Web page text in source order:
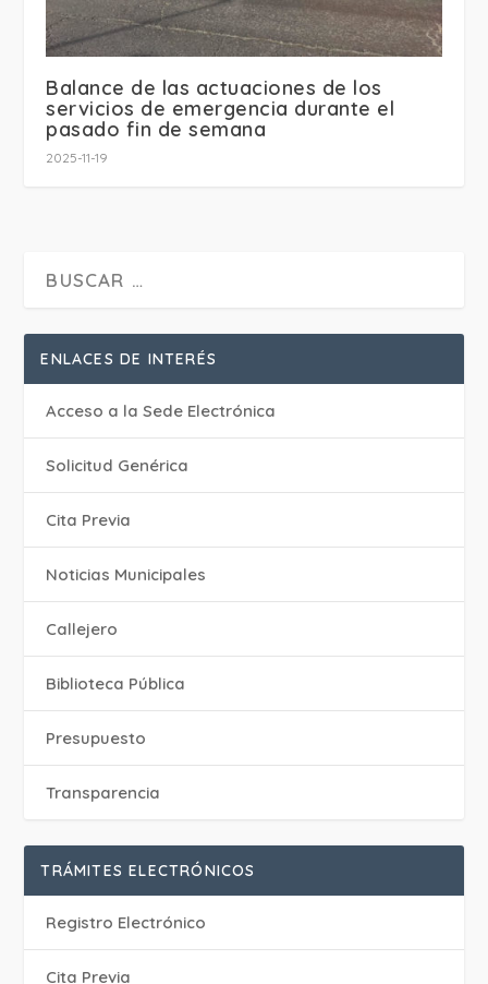
Balance de las actuaciones de los
servicios de emergencia durante el
pasado fin de semana
2025-11-19
ENLACES DE INTERÉS
Acceso a la Sede Electrónica
Solicitud Genérica
Cita Previa
‎Noticias Municipales
Callejero
Biblioteca Pública
Presupuesto
Transparencia
TRÁMITES ELECTRÓNICOS
Registro Electrónico
Cita Previa